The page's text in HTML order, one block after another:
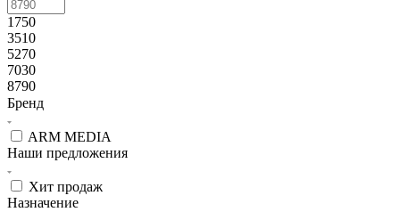
1750
3510
5270
7030
8790
Бренд
ARM MEDIA
Наши предложения
Хит продаж
Назначение